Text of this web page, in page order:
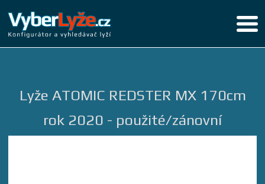
Lyže ATOMIC REDSTER MX 170cm
rok 2020 - použité/zánovní